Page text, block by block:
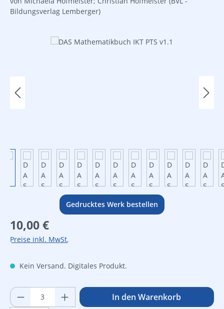
Bildungsverlag Lemberger)
Bildergalerie überspringen
Gedrucktes Werk bestellen
Regulärer Preis:
10,00 €
Preise inkl. MwSt.
Kein Versand. Digitales Produkt.
Produkt Anzahl: Gib den gewünschten
In den Warenkorb